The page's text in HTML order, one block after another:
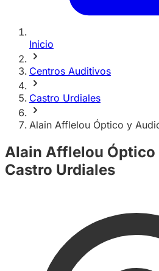
Inicio
Centros Auditivos
Castro Urdiales
Alain Afflelou Óptico y
Alain Afflelou
Castro Urdiales